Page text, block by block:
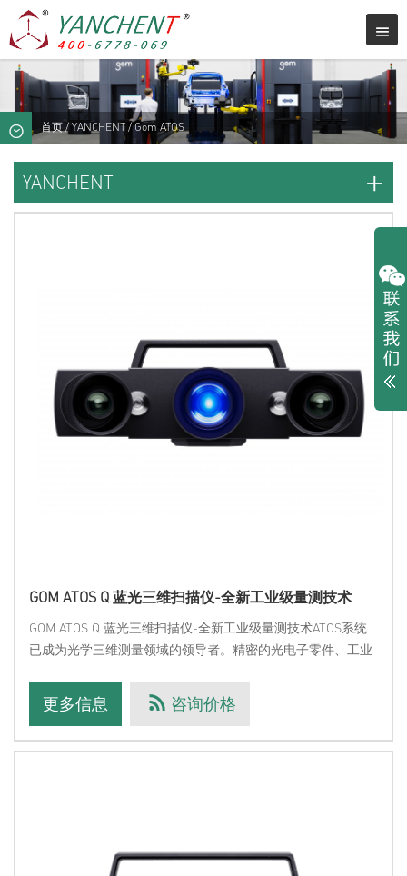
首页 / YANCHENT / Gom ATOS
YANCHENT +
GOM ATOS Q 蓝光三维扫描仪-全新工业级量测技术
GOM ATOS Q 蓝光三维扫描仪-全新工业级量测技术ATOS系统
已成为光学三维测量领域的领导者。精密的光电子零件、工业
而ATOS Q继承历代ATOS系统的优点，并在设计、技术和性能
上都更佳完善，打造
更多信息 咨询价格